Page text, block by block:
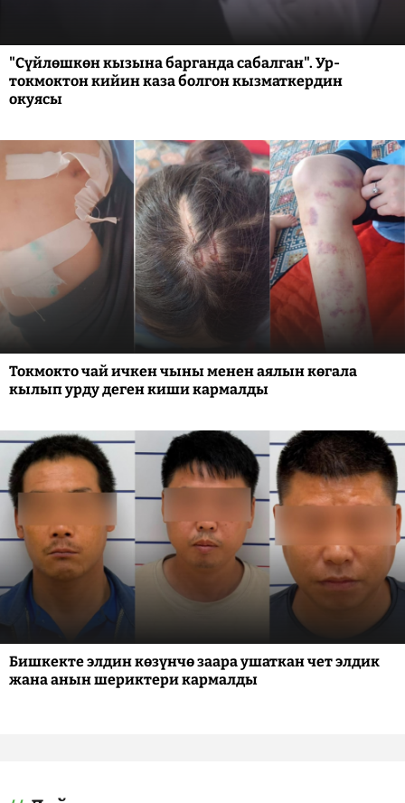
"Сүйлөшкөн кызына барганда сабалган". Ур-
токмоктон кийин каза болгон кызматкердин
окуясы
Токмокто чай ичкен чыны менен аялын көгала
кылып урду деген киши кармалды
Бишкекте элдин көзүнчө заара ушаткан чет элдик
жана анын шериктери кармалды